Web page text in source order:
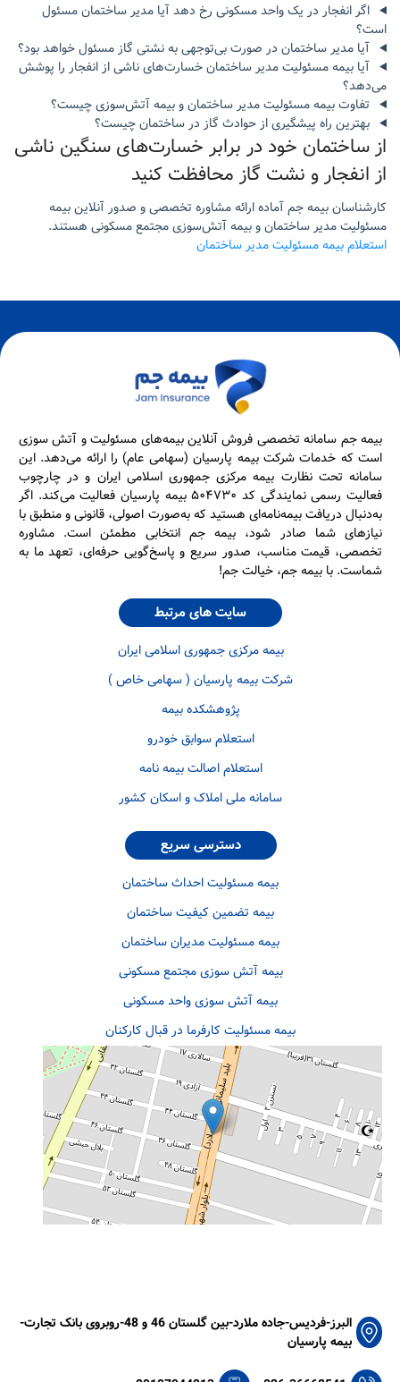
اگر انفجار در یک واحد مسکونی رخ دهد آیا مدیر ساختمان مسئول
است؟
آیا مدیر ساختمان در صورت بی‌توجهی به نشتی گاز مسئول خواهد بود؟
آیا بیمه مسئولیت مدیر ساختمان خسارت‌های ناشی از انفجار را پوشش
می‌دهد؟
تفاوت بیمه مسئولیت مدیر ساختمان و بیمه آتش‌سوزی چیست؟
بهترین راه پیشگیری از حوادث گاز در ساختمان چیست؟
از ساختمان خود در برابر خسارت‌های سنگین ناشی
از انفجار و نشت گاز محافظت کنید
کارشناسان بیمه جم آماده ارائه مشاوره تخصصی و صدور آنلاین بیمه
مسئولیت مدیر ساختمان و بیمه آتش‌سوزی مجتمع مسکونی هستند.
استعلام بیمه مسئولیت مدیر ساختمان
بیمه جم سامانه تخصصی فروش آنلاین بیمه‌های مسئولیت و آتش سوزی
است که خدمات شرکت بیمه پارسیان (سهامی عام) را ارائه می‌دهد. این
سامانه تحت نظارت بیمه مرکزی جمهوری اسلامی ایران و در چارچوب
فعالیت رسمی نمایندگی کد ۵۰۴۷۳۰ بیمه پارسیان فعالیت می‌کند. اگر
به‌دنبال دریافت بیمه‌نامه‌ای هستید که به‌صورت اصولی، قانونی و منطبق با
نیازهای شما صادر شود، بیمه جم انتخابی مطمئن است. مشاوره
تخصصی، قیمت مناسب، صدور سریع و پاسخ‌گویی حرفه‌ای، تعهد ما به
شماست. با بیمه جم، خیالت جم!
سایت های مرتبط
بیمه مرکزی جمهوری اسلامی ایران
شرکت بیمه پارسیان ( سهامی خاص )
پژوهشکده بیمه
استعلام سوابق خودرو
استعلام اصالت بیمه نامه
سامانه ملی املاک و اسکان کشور
دسترسی سریع
بیمه مسئولیت احداث ساختمان
بیمه تضمین کیفیت ساختمان
بیمه مسئولیت مدیران ساختمان
بیمه آتش سوزی مجتمع مسکونی
بیمه آتش سوزی واحد مسکونی
بیمه مسئولیت کارفرما در قبال کارکنان
البرز-فردیس-جاده ملارد-بین گلستان 46 و 48-روبروی بانک تجارت-
بیمه پارسیان